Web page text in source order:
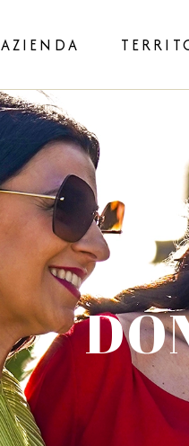
AZIENDA